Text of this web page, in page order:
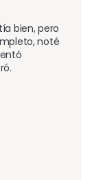
bien, pero
noté